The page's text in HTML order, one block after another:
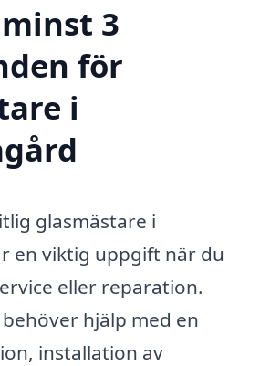
3
för
i
glasmästare i
en viktig uppgift när du
eller reparation.
hjälp med en
installation av